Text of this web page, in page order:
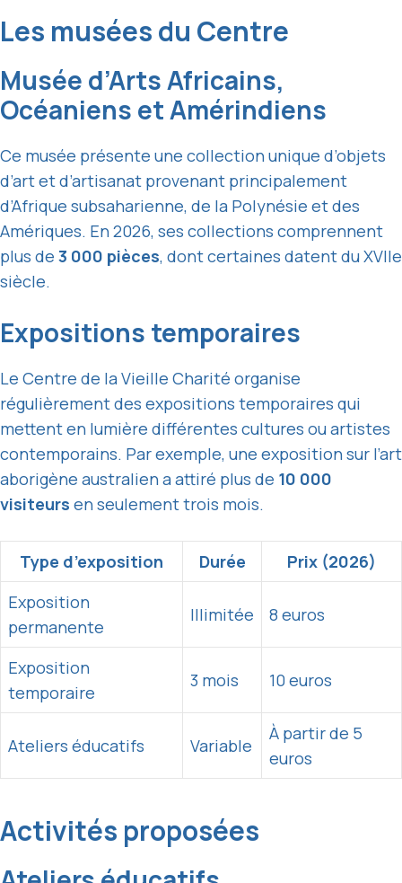
Les musées du Centre
Musée d’Arts Africains,
Océaniens et Amérindiens
Ce musée présente une collection unique d’objets
d’art et d’artisanat provenant principalement
d’Afrique subsaharienne, de la Polynésie et des
Amériques. En 2026, ses collections comprennent
plus de 3 000 pièces, dont certaines datent du XVIIe
siècle.
Expositions temporaires
Le Centre de la Vieille Charité organise
régulièrement des expositions temporaires qui
mettent en lumière différentes cultures ou artistes
contemporains. Par exemple, une exposition sur l’art
aborigène australien a attiré plus de 10 000
visiteurs en seulement trois mois.
Type d’exposition Durée
Prix (2026)
Exposition
permanente
Illimitée 8 euros
Exposition
temporaire
3 mois 10 euros
Ateliers éducatifs Variable
À partir de 5
euros
Activités proposées